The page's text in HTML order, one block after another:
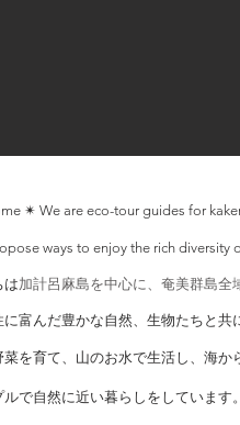
✴︎ We are eco-tour guides for
ways to enjoy the rich diversity
は加計呂麻島を中心に、奄美群島全
に富んだ豊かな自然、生物たちと共
菜を育て、山のお水で生活し、海か
ルで自然に近い暮らしをしています。